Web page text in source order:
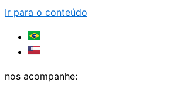
Ir para o conteúdo
nos acompanhe: